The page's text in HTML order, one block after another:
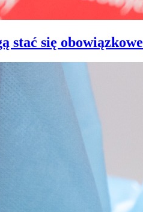
stać się obowiązkowe